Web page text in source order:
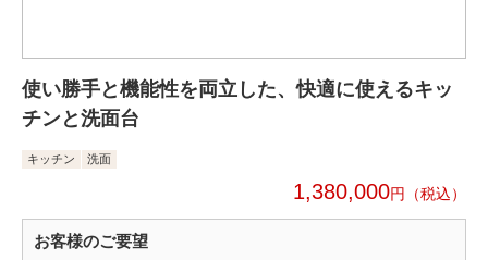
使い勝手と機能性を両立した、快適に使えるキッ
チンと洗面台
キッチン 洗面
1,380,000円
お客様のご要望